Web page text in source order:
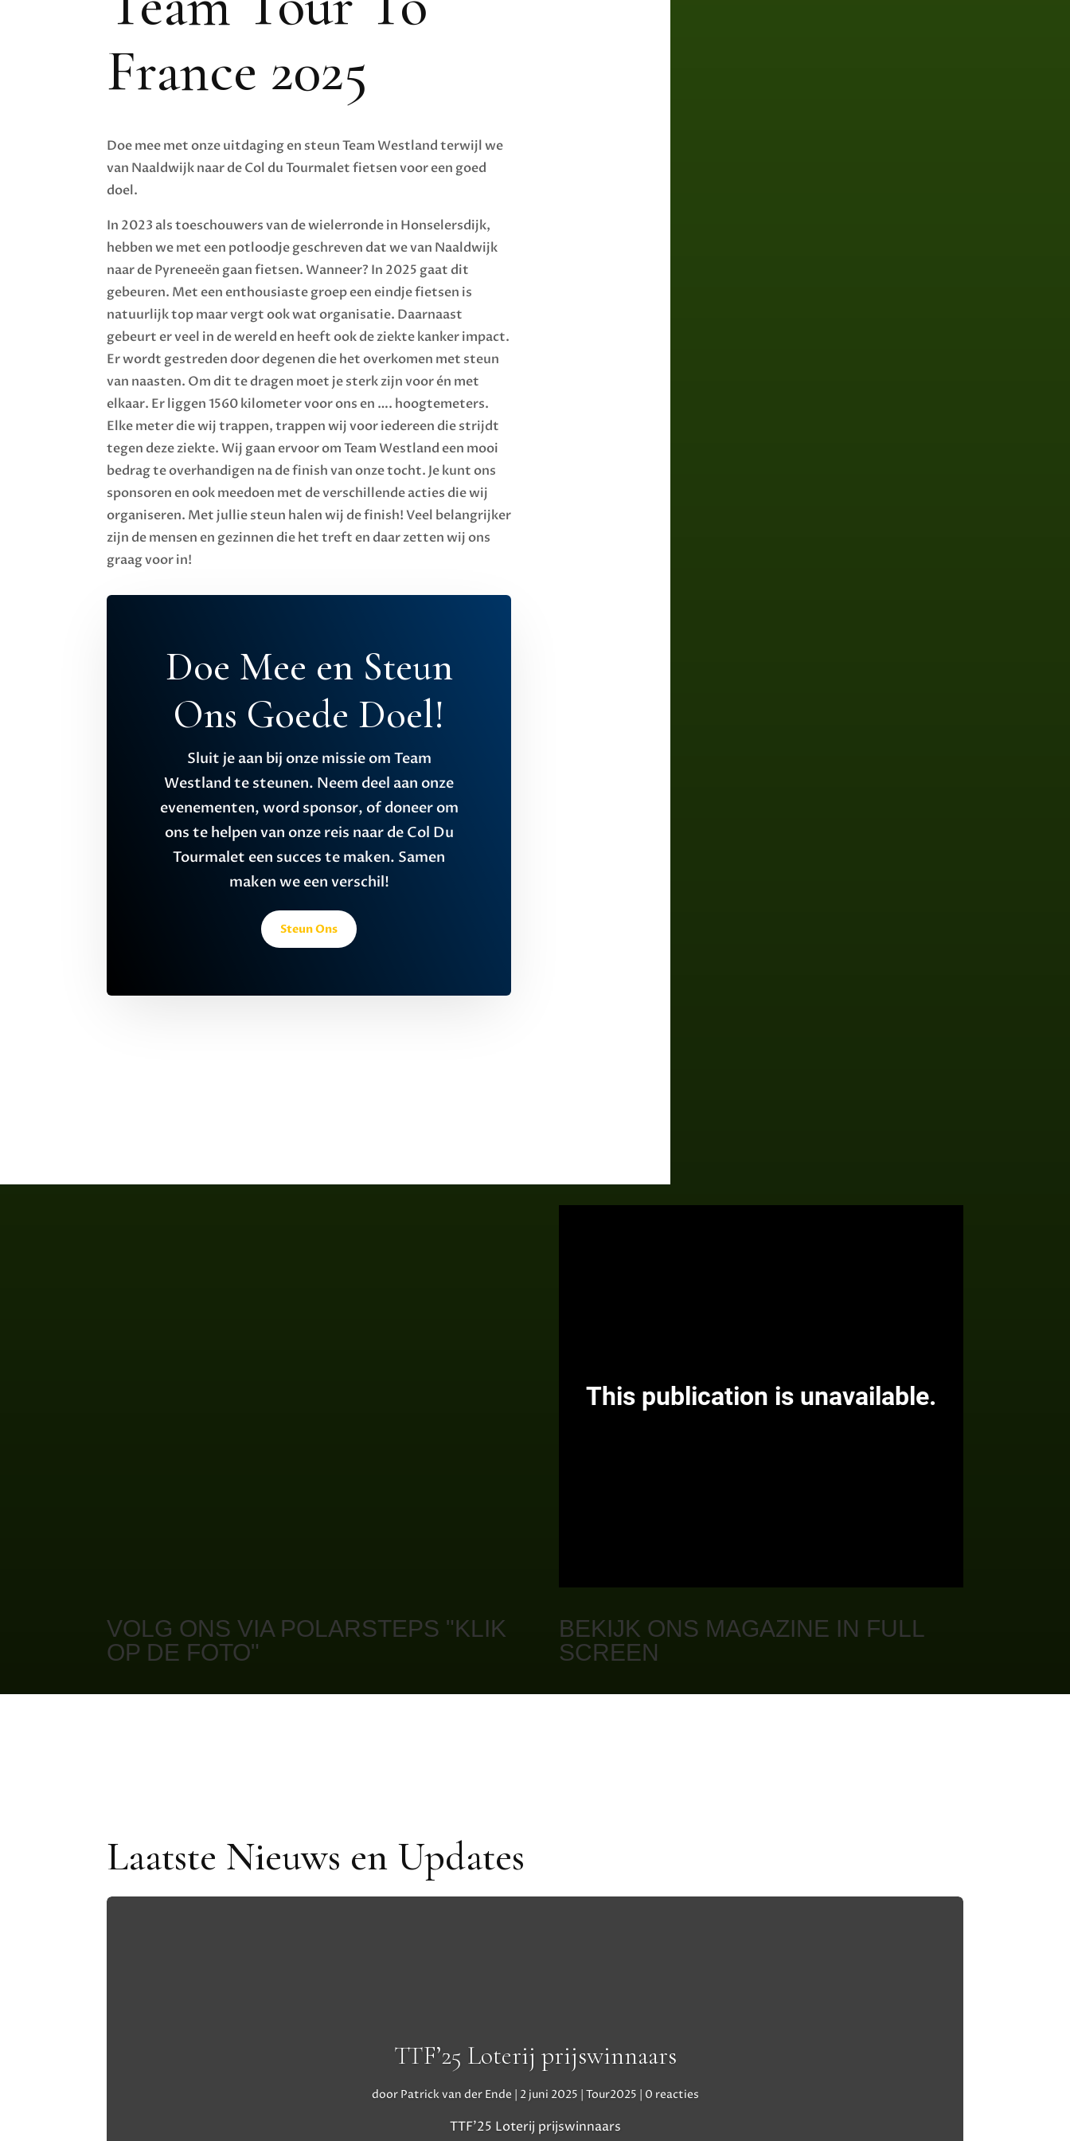
France 2025
Doe mee met onze uitdaging en steun Team Westland terwijl we
van Naaldwijk naar de Col du Tourmalet fietsen voor een goed
doel.
In 2023 als toeschouwers van de wielerronde in Honselersdijk,
hebben we met een potloodje geschreven dat we van Naaldwijk
naar de Pyreneeën gaan fietsen. Wanneer? In 2025 gaat dit
gebeuren. Met een enthousiaste groep een eindje fietsen is
natuurlijk top maar vergt ook wat organisatie. Daarnaast
gebeurt er veel in de wereld en heeft ook de ziekte kanker impact.
Er wordt gestreden door degenen die het overkomen met steun
van naasten. Om dit te dragen moet je sterk zijn voor én met
elkaar. Er liggen 1560 kilometer voor ons en …. hoogtemeters.
Elke meter die wij trappen, trappen wij voor iedereen die strijdt
tegen deze ziekte. Wij gaan ervoor om Team Westland een mooi
bedrag te overhandigen na de finish van onze tocht. Je kunt ons
sponsoren en ook meedoen met de verschillende acties die wij
organiseren. Met jullie steun halen wij de finish! Veel belangrijker
zijn de mensen en gezinnen die het treft en daar zetten wij ons
graag voor in!
Doe Mee en Steun
Ons Goede Doel!
Sluit je aan bij onze missie om Team
Westland te steunen. Neem deel aan onze
evenementen, word sponsor, of doneer om
ons te helpen van onze reis naar de Col Du
Tourmalet een succes te maken. Samen
maken we een verschil!
Steun Ons
VOLG ONS VIA POLARSTEPS "KLIK
OP DE FOTO"
BEKIJK ONS MAGAZINE IN FULL
SCREEN
Laatste Nieuws en Updates
TTF’25 Loterij prijswinnaars
door Patrick van der Ende 2 juni 2025 Tour2025 | 0 reacties
TTF’25 Loterij prijswinnaars